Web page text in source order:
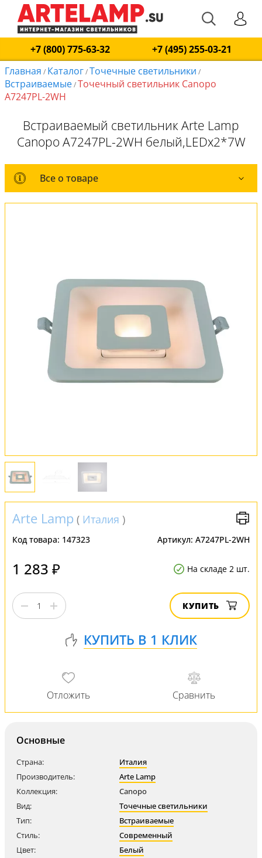
+7 (800) 775-63-32
+7 (495) 255-03-21
Главная / Каталог/Точечные светильники /
Встраиваемые/Точечный светильник Canopo
A7247PL-2WH
Встраиваемый светильник Arte Lamp
Canopo A7247PL-2WH белый,LEDx2*7W
Все о товаре
Все о товаре
Оплата и доставка
Обмен и возврат
Установка
FAQ
Arte Lamp ( Италия )
Код товара: 147323 Артикул: A7247PL-2WH
1 283 ₽ На складе 2 шт.
КУПИТЬ
Основные
Страна:
Италия
Производитель:
Arte Lamp
Коллекция:
Canopo
Вид:
Точечные светильники
Тип:
Встраиваемые
Стиль:
Современный
Цвет:
Белый